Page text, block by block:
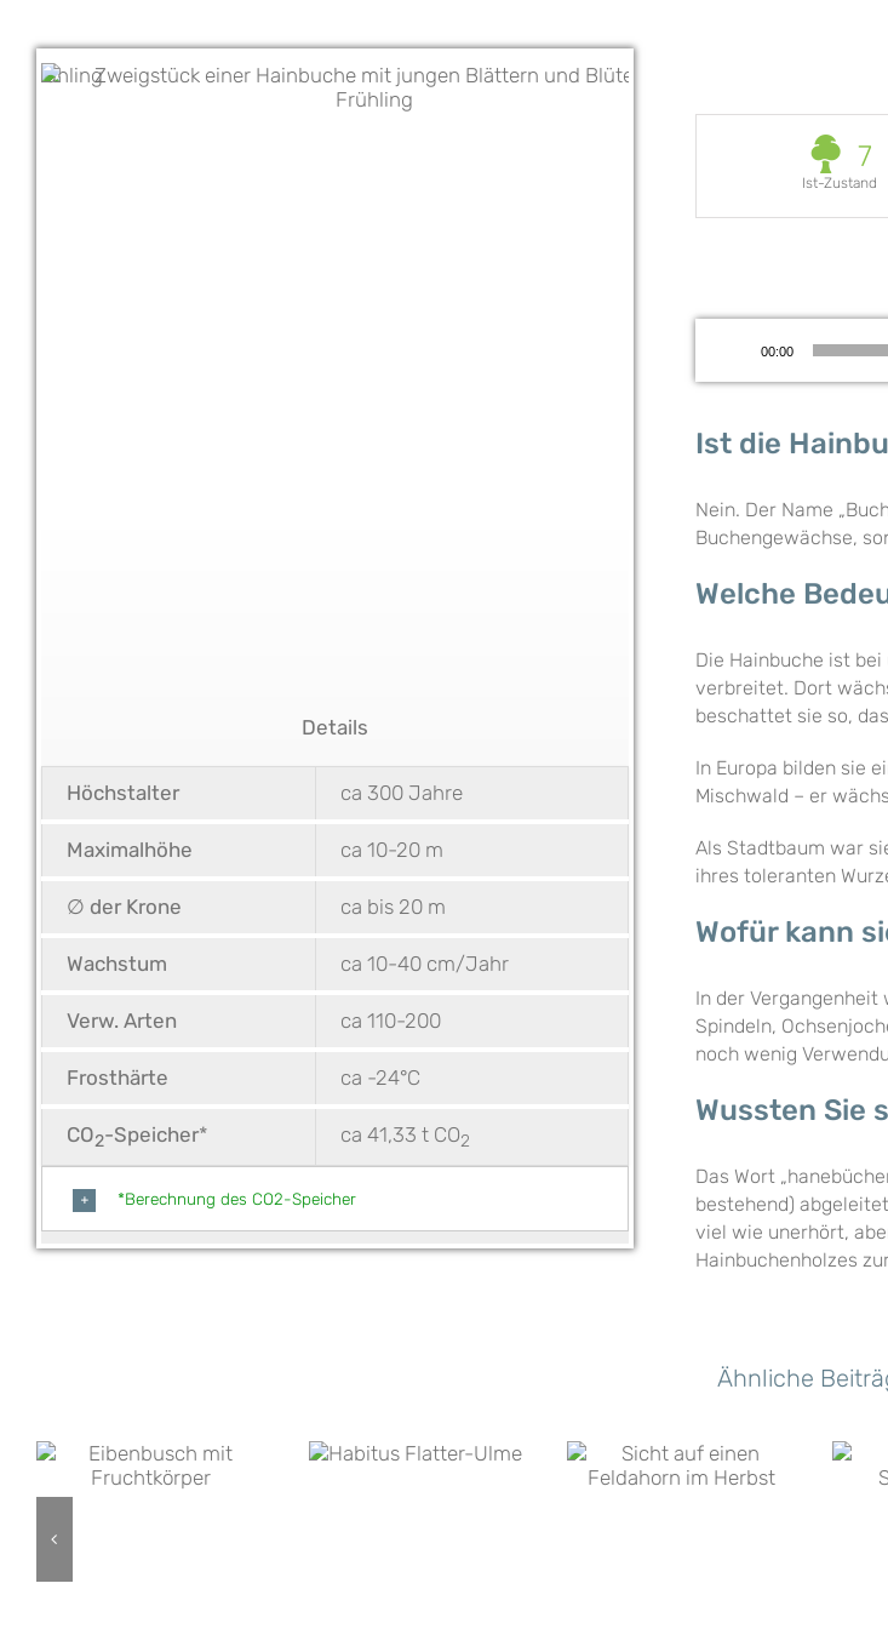
Details
Höchstalter ca 300 Jahre
Maximalhöhe ca 10-20 m
∅ der Krone ca bis 20 m
Wachstum ca 10-40 cm/Jahr
Verw. Arten ca 110-200
Frosthärte ca -24°C
CO2-Speicher* ca 41,33 t CO2
*Berechnung des CO2-Speicher
7
Ist-Zustand
00:00
Ist die
Nein. Der Name
Buchengewächse,
Welche
Die Hainbuche ist
verbreitet. Dort
beschattet sie so,
In Europa bilden sie
Mischwald – er
Als Stadtbaum war
ihres toleranten
Wofür kann
In der
Spindeln,
noch wenig
Wussten Sie
Das Wort
bestehend)
viel wie unerhört,
Hainbuchenholzes
Ähnliche
Flatterulme